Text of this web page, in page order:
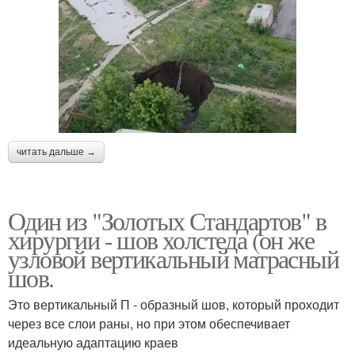
читать дальше →
Один из "Золотых Стандартов" в
хирургии - шов холстеда (он же
узловой вертикальный матрасный
шов.
Это вертикальный П - образный шов, который проходит
через все слои раны, но при этом обеспечивает
идеальную адаптацию краев